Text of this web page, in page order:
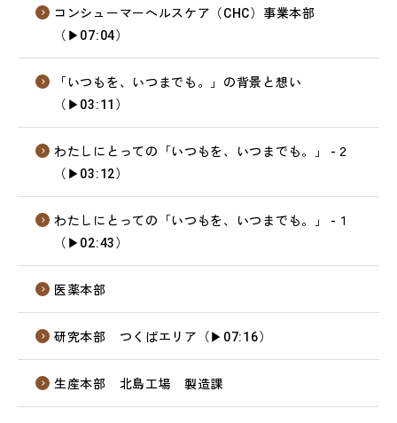
コンシューマーヘルスケア（CHC）事業本部
（▶07:04）
「いつもを、いつまでも。」の背景と想い
（▶03:11）
わたしにとっての「いつもを、いつまでも。」 -２
（▶03:12）
わたしにとっての「いつもを、いつまでも。」 -１
（▶02:43）
医薬本部
研究本部 つくばエリア（▶07:16）
生産本部 北島工場 製造課